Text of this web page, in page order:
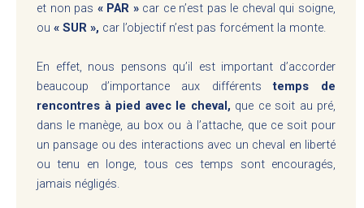
et non pas « PAR »car ce n’est pas le cheval qui soigne,
ou « SUR », car l’objectif n’est pas forcément la monte.
En effet, nous pensons qu’il est important d’accorder
beaucoup d’importance aux différentstemps de
rencontres à pied avec le cheval, que ce soit au pré,
dans le manège, au box ou à l’attache, que ce soit pour
un pansage ou des interactions avec un cheval en liberté
ou tenu en longe, tous ces temps sont encouragés,
jamais négligés.